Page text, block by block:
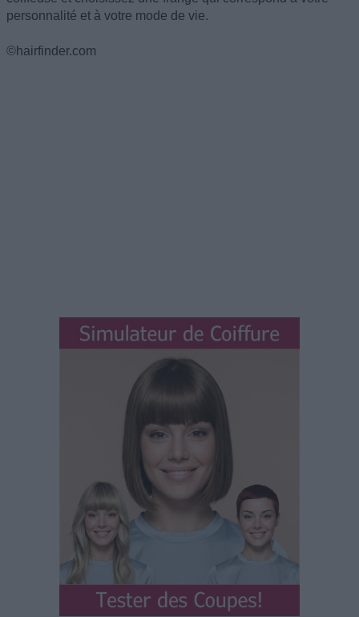
personnalité et à votre mode de vie.
©hairfinder.com